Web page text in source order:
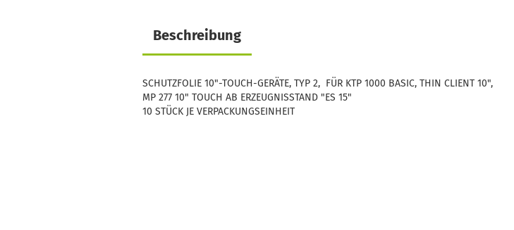
Beschreibung
SCHUTZFOLIE 10"-TOUCH-GERÄTE, TYP 2, FÜR KTP 1000 BASIC, THIN CLIENT 10",
MP 277 10" TOUCH AB ERZEUGNISSTAND "ES 15"
10 STÜCK JE VERPACKUNGSEINHEIT